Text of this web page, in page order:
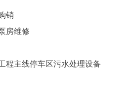
销
房维修
程主线停车区污水处理设备